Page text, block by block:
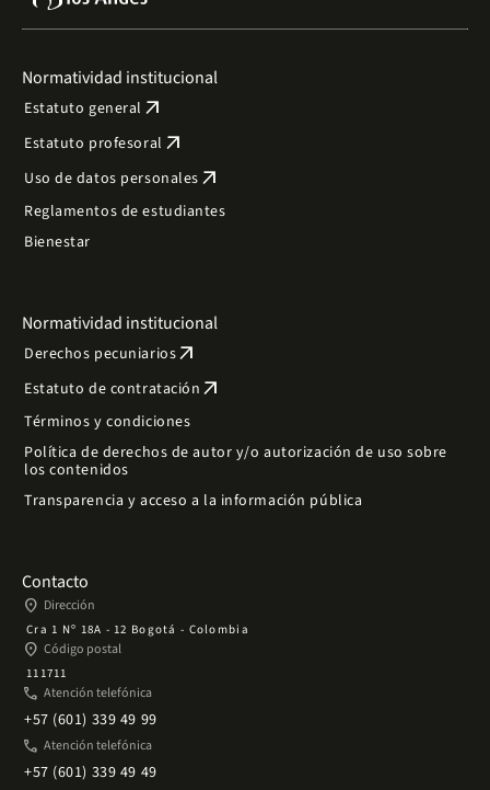
Normatividad institucional
Estatuto general arrow_outward
Estatuto profesoral arrow_outward
Uso de datos personales arrow_outward
Reglamentos de estudiantes
Bienestar
Normatividad institucional
Derechos pecuniariosarrow_outward
Estatuto de contratación arrow_outward
Términos y condiciones
Política de derechos de autor y/o autorización de uso sobre
los contenidos
Transparencia y acceso a la información pública
Contacto
place Dirección
Cra 1 Nº 18A - 12 Bogotá - Colombia
place Código postal
111711
phone Atención telefónica
+57 (601) 339 49 99
phone Atención telefónica
+57 (601) 339 49 49